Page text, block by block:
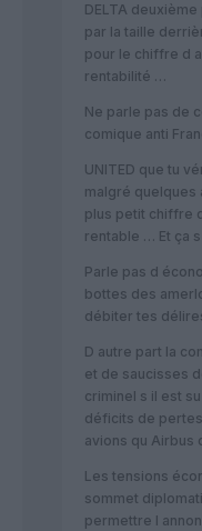
DELTA
par la taille
pour le chiffre d
rentabilité …
Ne parle pas de
comique anti
UNITED que tu
malgré quelques
plus petit chiffre
rentable … Et ça
Parle pas d
bottes des
débiter tes
D autre part la
et de saucisses
criminel s il est
déficits de
avions qu Airbus
Les tensions
sommet
permettre l